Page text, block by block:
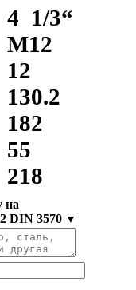
4 1/3“
М12
12
130.2
182
55
218
на
DIN 3570 ▼